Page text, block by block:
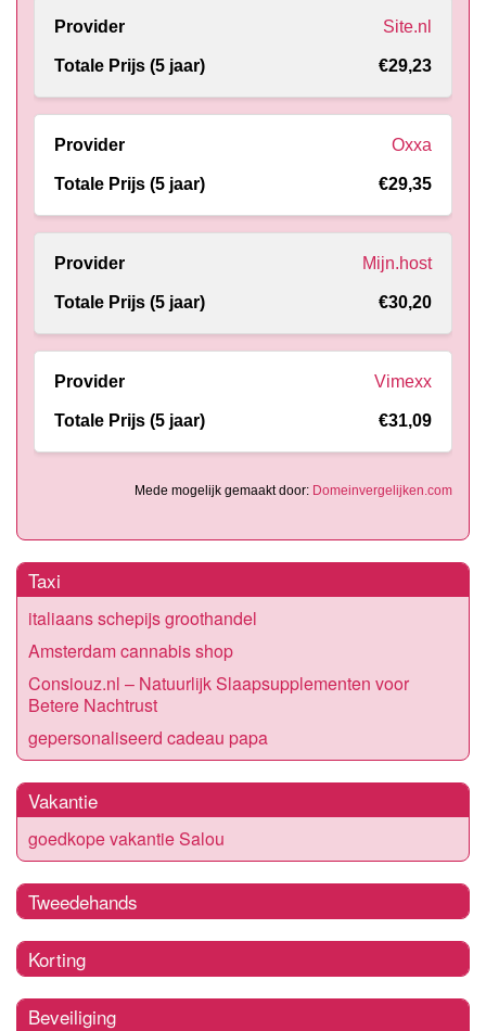
Site.nl
€29,23
Oxxa
€29,35
Mijn.host
€30,20
Vimexx
€31,09
Mede mogelijk gemaakt door: Domeinvergelijken.com
Taxi
italiaans schepijs groothandel
Amsterdam cannabis shop
Consiouz.nl – Natuurlijk Slaapsupplementen voor
Betere Nachtrust
gepersonaliseerd cadeau papa
Vakantie
goedkope vakantie Salou
Tweedehands
Korting
Beveiliging